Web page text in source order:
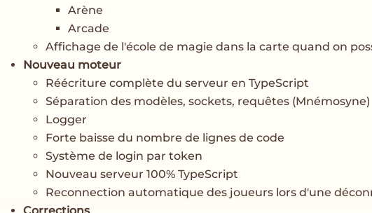
Arène
Arcade
Affichage de l'école de magie dans la carte quand on
Nouveau moteur
Réécriture complète du serveur en TypeScript
Séparation des modèles, sockets, requêtes (Mnémosyne)
Logger
Forte baisse du nombre de lignes de code
Système de login par token
Nouveau serveur 100% TypeScript
Reconnection automatique des joueurs lors d'une